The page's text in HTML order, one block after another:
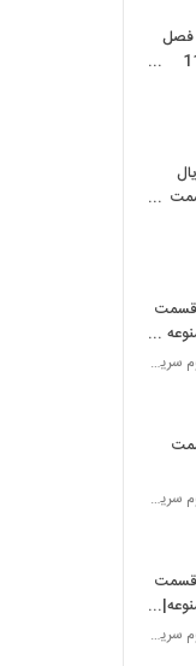
فصل
قسمت 11
2 سریال
قسمت
ممنوعه
دانلود قسمت یازدهم از فصل دوم سریال ممنوعه
دانلود قسمت یازدهم از فصل دوم سریال ممنوعه
قسمت
ممنوعه|
دانلود قسمت یازدهم از فصل دوم سریال ممنوعه